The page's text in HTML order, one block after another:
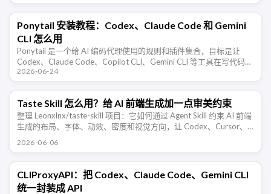
Ponytail 安装教程：Codex、Claude Code 和 Gemini
CLI 怎么用
Ponytail 是一个给 AI 编码代理使用的规则和插件集合，目标是让
Codex、Claude Code、Copilot CLI、Gemini CLI 等工具在写代码前
先判断是否真的需要新增代码， …
2026-06-24
Taste Skill 怎么用？给 AI 前端生成加一点审美约束
整理 Leonxlnx/taste-skill 项目：它如何通过 Agent Skill 约束 AI 前端
生成的布局、字体、动效、密度和视觉方向，让 Codex、Cursor、
2026-06-06
CLIProxyAPI：把 Codex、Claude Code、Gemini CLI
统一封装成 API